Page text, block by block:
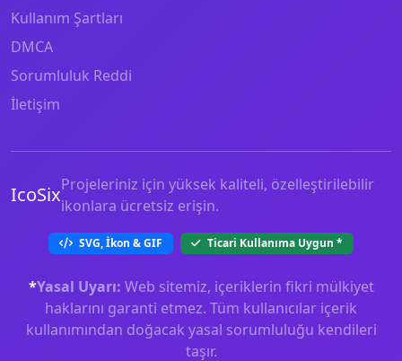
Kullanım Şartları
DMCA
Sorumluluk Reddi
İletişim
IcoSixProjeleriniz için yüksek kaliteli, özelleştirilebilir
ikonlara ücretsiz erişin.
SVG, İkon & GIF Ticari Kullanıma Uygun *
*Yasal Uyarı: Web sitemiz, içeriklerin fikri mülkiyet
haklarını garanti etmez. Tüm kullanıcılar içerik
kullanımından doğacak yasal sorumluluğu kendileri
taşır.